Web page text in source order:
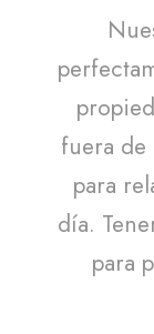
fuera
para
día.
para